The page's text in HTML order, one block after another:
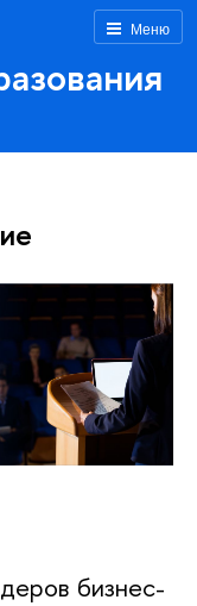
Меню
бизнес-